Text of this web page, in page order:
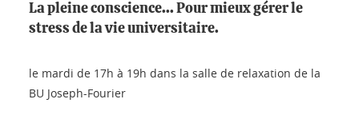
La pleine conscience... Pour mieux gérer le
stress de la vie universitaire.
le mardi de 17h à 19h dans la salle de relaxation de la
BU Joseph-Fourier